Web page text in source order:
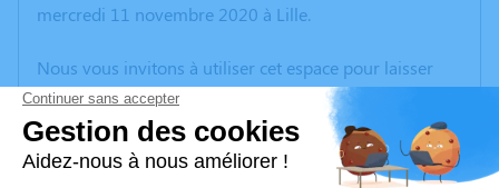
mercredi 11 novembre 2020 à Lille.
Nous vous invitons à utiliser cet espace pour laisser
vos condoléances, partager des photos souvenirs, une
anecdote ou exprimer vos pensées à travers des
poèmes ou des textes. Cet endroit est un lieu
d'expression dédié à honorer la mémoire de Serge